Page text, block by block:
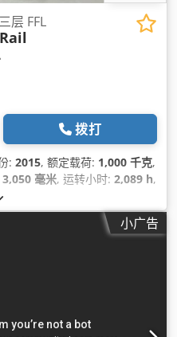
层 FFL
拨打
: 2015, 额定载荷: 1,000 千克,
3,050 毫米, 运转小时: 2,089 h,
(triplex)
小广告